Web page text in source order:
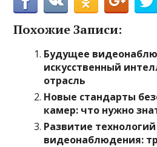
Похожие Записи:
Будущее
искусственный
отрасль
Новые стандарты
камер: что нужно
Развитие технологий
видеонаблюдения: